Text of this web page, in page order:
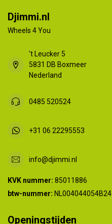
Djimmi.nl
Wheels 4 You
't Leucker 5
5831 DB Boxmeer
Nederland
0485 520524
+31 06 22295553
info@djimmi.nl
KVK nummer: 85011886
btw-nummer: NL004044054B24
Openingstijden